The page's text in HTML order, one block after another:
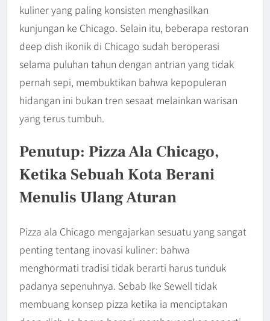
kuliner yang paling konsisten menghasilkan
kunjungan ke Chicago. Selain itu, beberapa restoran
deep dish ikonik di Chicago sudah beroperasi
selama puluhan tahun dengan antrian yang tidak
pernah sepi, membuktikan bahwa kepopuleran
hidangan ini bukan tren sesaat melainkan warisan
yang terus tumbuh.
Penutup: Pizza Ala Chicago,
Ketika Sebuah Kota Berani
Menulis Ulang Aturan
Pizza ala Chicago mengajarkan sesuatu yang sangat
penting tentang inovasi kuliner: bahwa
menghormati tradisi tidak berarti harus tunduk
padanya sepenuhnya. Sebab Ike Sewell tidak
membuang konsep pizza ketika ia menciptakan